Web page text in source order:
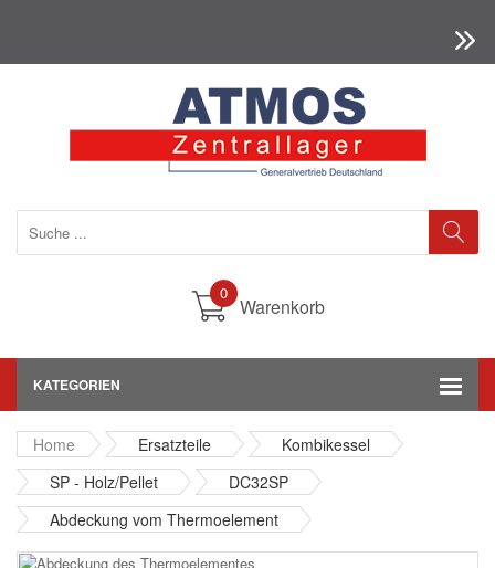
0
Warenkorb
KATEGORIEN
Home Ersatzteile
Kombikessel
SP - Holz/Pellet
DC32SP
Abdeckung vom Thermoelement